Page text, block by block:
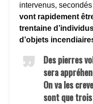
intervenus,
vont rapidement
trentaine
d’objets
Des pierres
sera
On va les
sont que trois